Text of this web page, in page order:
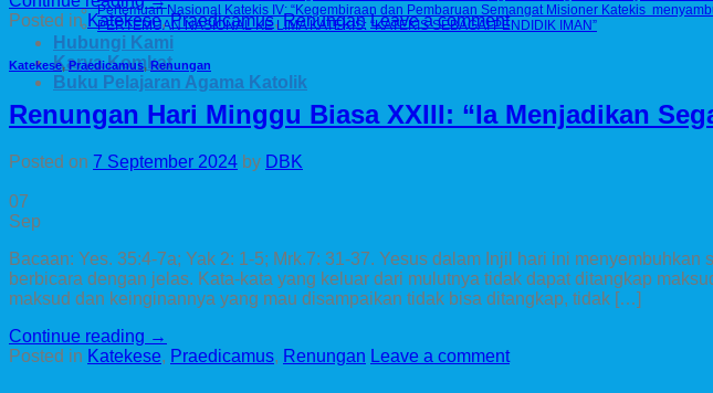
Pertemuan Nasional Katekis IV: “Kegembiraan dan Pembaruan Semangat Misioner Katekis
PERTEMUAN NASIONAL KE LIMA KATEKIS: “KATEKIS SEBAGAI PENDIDIK IMAN”
Hubungi Kami
Karya Komkat
Buku Pelajaran Agama Katolik
Posted inKatekese,Praedicamus,Renungan Leave a comment
Katekese,Praedicamus, Renungan
Renungan Hari Minggu Biasa XXIII: “Ia Menjadikan
Posted on 7 September 2024 by DBK
07
Sep
Bacaan: Yes. 35:4-7a; Yak 2: 1-5; Mrk.7: 31-37. Yesus dalam Injil hari ini
berbicara dengan jelas. Kata-kata yang keluar dari mulutnya tidak dapat ditangkap
maksud dan keinginannya yang mau disampaikan tidak bisa ditangkap, tidak […]
Continue reading →
Posted in Katekese, Praedicamus, Renungan Leave a comment